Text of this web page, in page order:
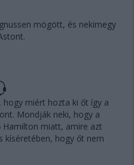
mögött, és nekimegy
miért hozta ki őt így a
Mondják neki, hogy a
miatt, amire azt
kíséretében, hogy őt nem